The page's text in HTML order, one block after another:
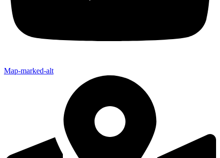
Map-marked-alt